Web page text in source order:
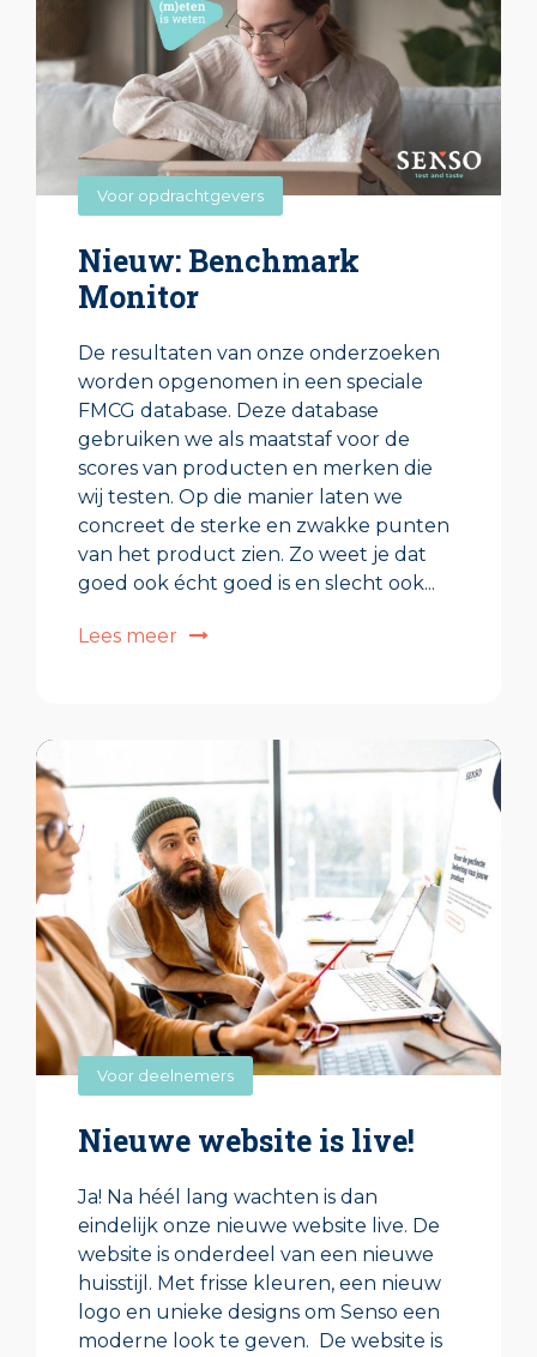
Voor opdrachtgevers
Nieuw: Benchmark
Monitor
De resultaten van onze onderzoeken
worden opgenomen in een speciale
FMCG database. Deze database
gebruiken we als maatstaf voor de
scores van producten en merken die
wij testen. Op die manier laten we
concreet de sterke en zwakke punten
van het product zien. Zo weet je dat
goed ook écht goed is en slecht ook...
Lees meer
Voor deelnemers
Nieuwe website is live!
Ja! Na héél lang wachten is dan
eindelijk onze nieuwe website live. De
website is onderdeel van een nieuwe
huisstijl. Met frisse kleuren, een nieuw
logo en unieke designs om Senso een
moderne look te geven. De website is